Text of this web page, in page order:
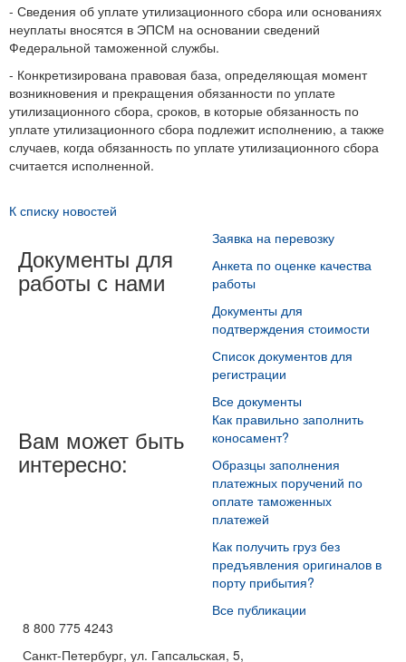
- Сведения об уплате утилизационного сбора или основаниях
неуплаты вносятся в ЭПСМ на основании сведений
Федеральной таможенной службы.
- Конкретизирована правовая база, определяющая момент
возникновения и прекращения обязанности по уплате
утилизационного сбора, сроков, в которые обязанность по
уплате утилизационного сбора подлежит исполнению, а также
случаев, когда обязанность по уплате утилизационного сбора
считается исполненной.
К списку новостей
Документы для
работы с нами
Заявка на перевозку
Анкета по оценке качества
работы
Документы для
подтверждения стоимости
Список документов для
регистрации
Все документы
Вам может быть
интересно:
Как правильно заполнить
коносамент?
Образцы заполнения
платежных поручений по
оплате таможенных
платежей
Как получить груз без
предъявления оригиналов в
порту прибытия?
Все публикации
8 800 775 4243
Санкт-Петербург, ул. Гапсальская, 5,